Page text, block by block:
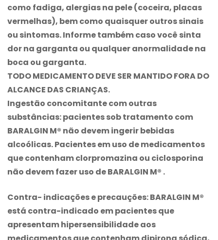
como fadiga, alergias na pele (coceira, placas
vermelhas), bem como quaisquer outros sinais
ou sintomas. Informe também caso você sinta
dor na garganta ou qualquer anormalidade na
boca ou garganta.
TODO MEDICAMENTO DEVE SER MANTIDO FORA DO
ALCANCE DAS CRIANÇAS.
Ingestão concomitante com outras
substâncias:pacientes sob tratamento com
BARALGIN M® não devem ingerir bebidas
alcoólicas. Pacientes em uso de medicamentos
que contenham clorpromazina ou ciclosporina
não devem fazer uso deBARALGIN M® .
Contra- indicações e precauções: BARALGIN M®
está contra-indicado em pacientes que
apresentam hipersensibilidade aos